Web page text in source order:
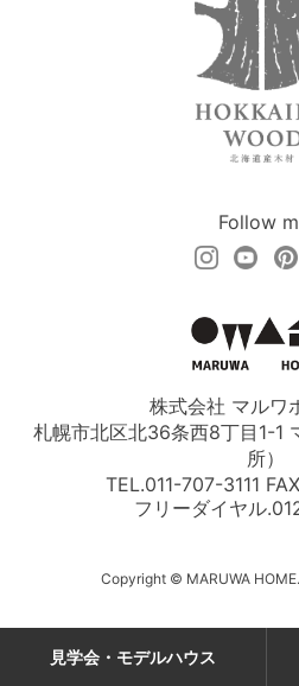
Follow
株式会社 マルワ
札幌市北区北36条西8丁目1-1
所）
TEL.011-707-3111
フリーダイヤル.
Copyright © MARUWA
見学会・モデルハウス